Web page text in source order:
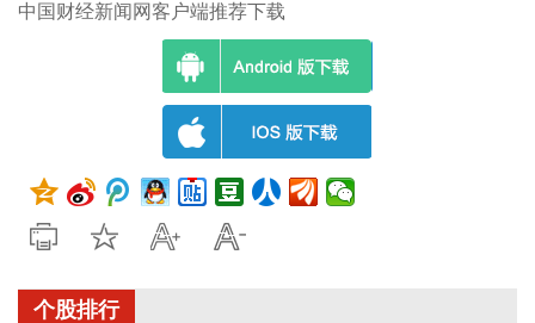
中国财经新闻网客户端推荐下载
个股排行